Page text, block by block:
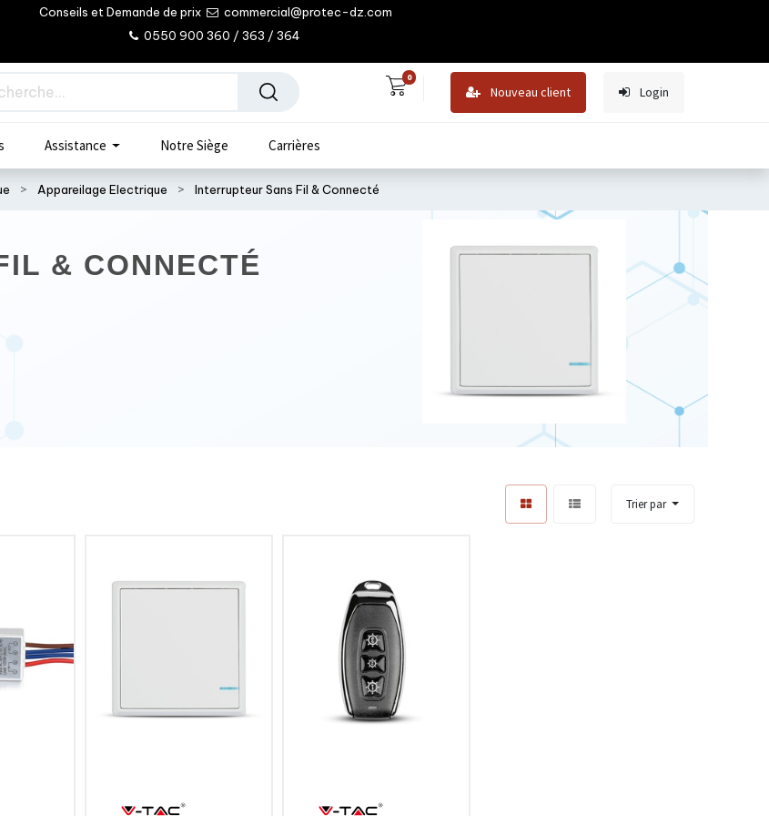
Conseils et Demande de prix
commercial@protec-dz.com
0550 900 360 / 363 / 364
0
Nouveau client Login
Assistance Notre Siège Carrières
Appareilage Electrique Interrupteur Sans Fil & Connecté
& CONNECTÉ
Trier par